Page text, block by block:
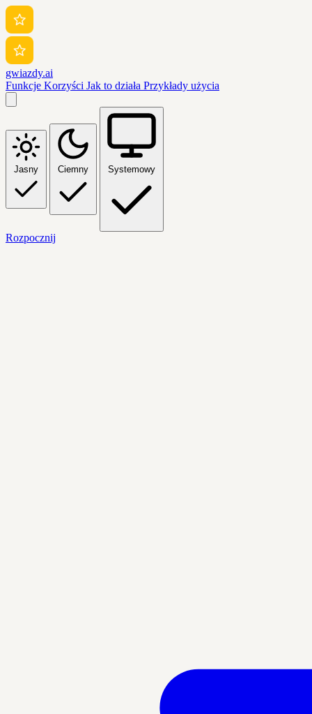
gwiazdy.ai
Funkcje Korzyści Jak to działa Przykłady użycia
Jasny Ciemny Systemowy
Rozpocznij